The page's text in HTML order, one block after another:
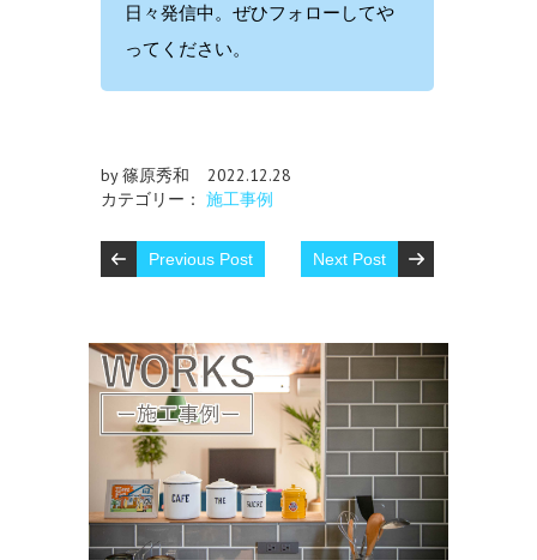
日々発信中。ぜひフォローしてや
ってください。
by 篠原秀和
2022.12.28
カテゴリー： 施工事例
Previous Post Next Post